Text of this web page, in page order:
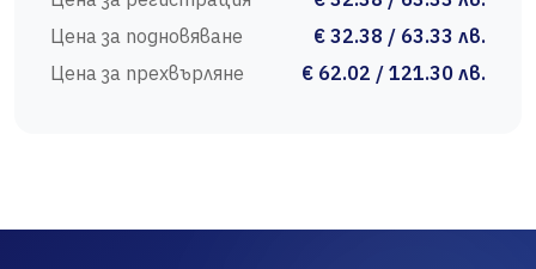
Цена за подновяване
€ 32.38 / 63.33 лв.
Цена за прехвърляне
€ 62.02 / 121.30 лв.